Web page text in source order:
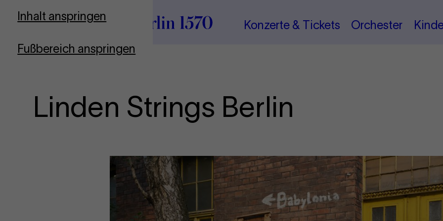
Inhalt anspringen
Fußbereich anspringen
Zur Startseite
Konzerte & Tickets Orchester
Linden Strings Berlin